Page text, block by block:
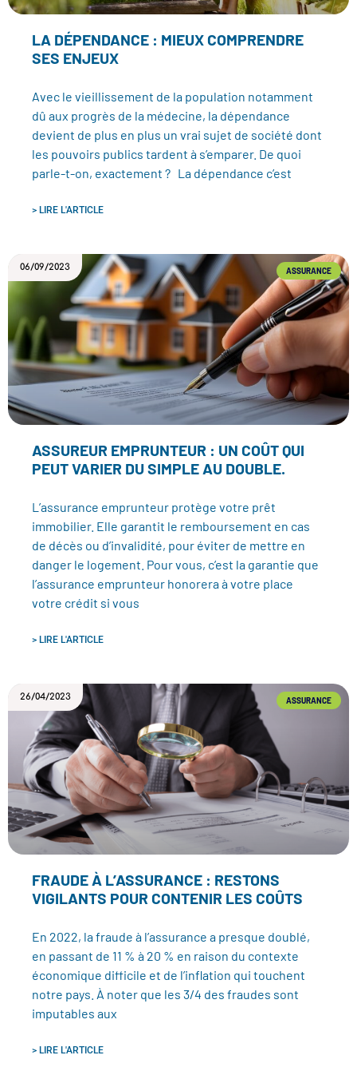
LA DÉPENDANCE : MIEUX COMPRENDRE
SES ENJEUX
Avec le vieillissement de la population notamment
dû aux progrès de la médecine, la dépendance
devient de plus en plus un vrai sujet de société dont
les pouvoirs publics tardent à s’emparer. De quoi
parle-t-on, exactement ? La dépendance c’est
> LIRE L'ARTICLE
ASSURANCE
ASSUREUR EMPRUNTEUR : UN COÛT QUI
PEUT VARIER DU SIMPLE AU DOUBLE.
L’assurance emprunteur protège votre prêt
immobilier. Elle garantit le remboursement en cas
de décès ou d’invalidité, pour éviter de mettre en
danger le logement. Pour vous, c’est la garantie que
l’assurance emprunteur honorera à votre place
votre crédit si vous
> LIRE L'ARTICLE
06/09/2023
ASSURANCE
FRAUDE À L’ASSURANCE : RESTONS
VIGILANTS POUR CONTENIR LES COÛTS
En 2022, la fraude à l’assurance a presque doublé,
en passant de 11 % à 20 % en raison du contexte
économique difficile et de l’inflation qui touchent
notre pays. À noter que les 3/4 des fraudes sont
imputables aux
> LIRE L'ARTICLE
26/04/2023